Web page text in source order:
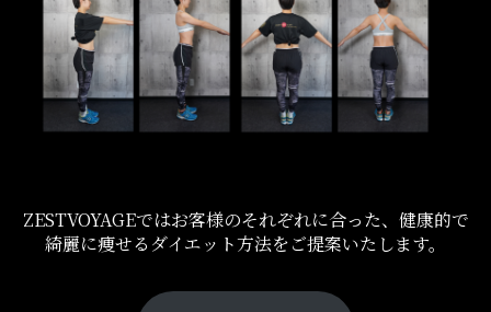
ZESTVOYAGEではお客様のそれぞれに合った、健康的で
綺麗に痩せるダイエット方法をご提案いたします。